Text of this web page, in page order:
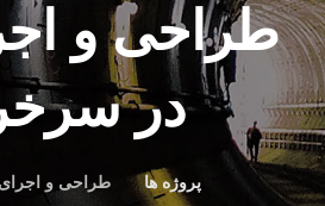
در
پروژه ها طراحی و اجرای vrf در سرخرود